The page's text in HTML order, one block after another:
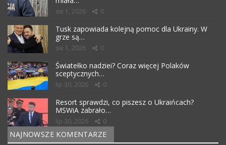
sie 1, 2026 0
Tusk zapowiada kolejną pomoc dla Ukrainy. W
grze są…
sie 1, 2026 0
Światełko nadziei? Coraz więcej Polaków
sceptycznych…
lip 30, 2026 0
Resort sprawdzi, co piszesz o Ukraińcach?
MSWiA zabrało…
lip 30, 2026 0
NAJNOWSZE KOMENTARZE